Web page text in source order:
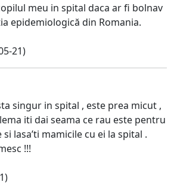
meu in spital daca ar fi bolnav
epidemiologică din Romania.
21)
singur in spital , este prea micut ,
iti dai seama ce rau este pentru
lasa’ti mamicile cu ei la spital .
!!!